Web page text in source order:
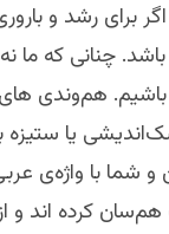
برای رشد و
چنانی که ما
هم‌وندی های
یا ستیزه
شما با واژه‌ی
کرده اند و